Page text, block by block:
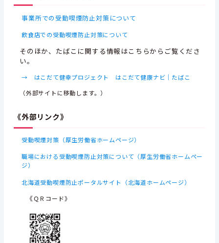
事業所での受動喫煙防止対策について
飲食店での受動喫煙防止対策について
そのほか、たばこに関する情報はこちらからご覧くださ
い。
→ はこだて健幸プロジェクト はこだて健康ナビ｜たばこ
（外部サイトに移動します。）
《外部リンク》
受動喫煙対策（厚生労働省ホームページ）
職場における受動喫煙防止対策について（厚生労働省ホームペー
ジ）
北海道受動喫煙防止ポータルサイト（北海道ホームページ）
《ＱＲコード》